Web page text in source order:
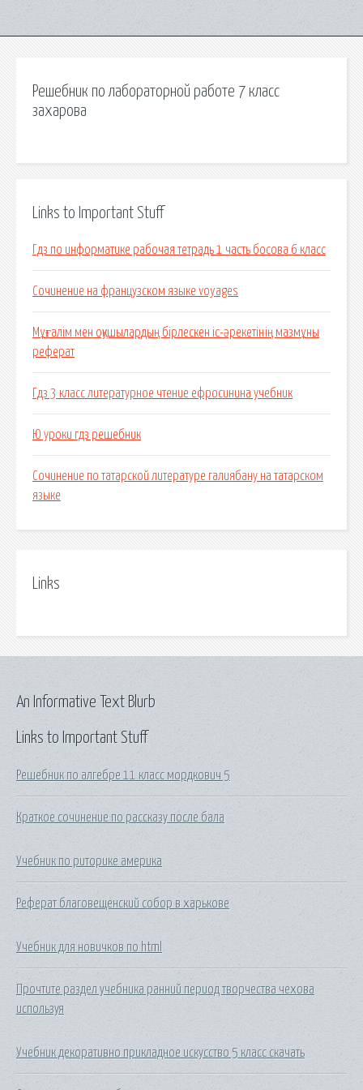
Решебник по лабораторной работе 7 класс
захарова
Links to Important Stuff
Гдз по информатике рабочая тетрадь 1 часть босова 6 класс
Сочинение на французском языке voyages
Мұғалім мен оқушылардың бірлескен іс-әрекетінің мазмұны
реферат
Гдз 3 класс литературное чтение ефросинина учебник
Ю уроки гдз решебник
Сочинение по татарской литературе галиябану на татарском
языке
Links
Links to Important Stuff
Решебник по алгебре 11 класс мордкович 5
Краткое сочинение по рассказу после бала
Учебник по риторике америка
Реферат благовещенский собор в харькове
Учебник для новичков по html
Прочтите раздел учебника ранний период творчества чехова
используя
Учебник декоративно прикладное искусство 5 класс скачать
An Informative Text Blurb